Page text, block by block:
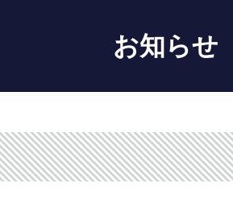
お知らせ